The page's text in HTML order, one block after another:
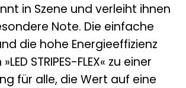
in Szene und verleiht ihnen
Note. Die einfache
die hohe Energieeffizienz
STRIPES-FLEX« zu einer
für alle, die Wert auf eine